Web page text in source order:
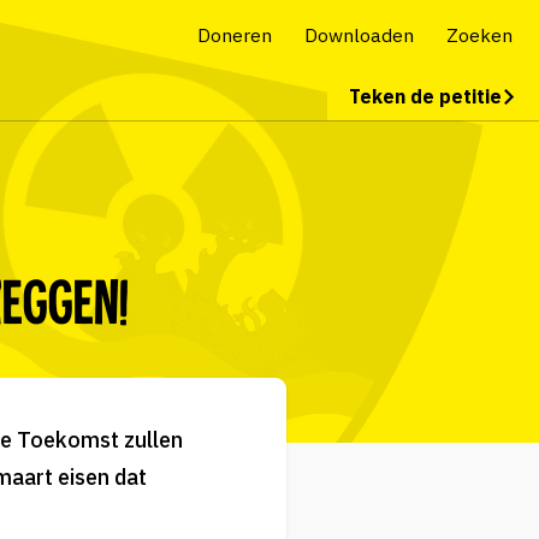
Doneren Downloaden Zoeken
Teken de petitie
Toekomst zullen
eisen dat